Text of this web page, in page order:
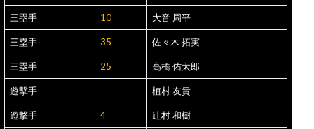
三塁手 10 大音 周平
三塁手 35 佐々木 拓実
三塁手 25 高橋 佑太郎
遊撃手 植村 友貴
遊撃手 4 辻村 和樹